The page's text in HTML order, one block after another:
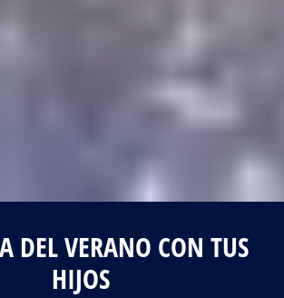
DEL VERANO CON TUS
HIJOS